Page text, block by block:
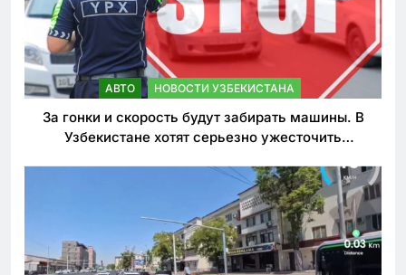
АВТО НОВОСТИ УЗБЕКИСТАНА
За гонки и скорость будут забирать машины. В
Узбекистане хотят серьезно ужесточить